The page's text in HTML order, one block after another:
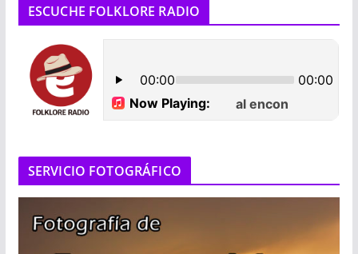
ESCUCHE FOLKLORE RADIO
SERVICIO FOTOGRÁFICO